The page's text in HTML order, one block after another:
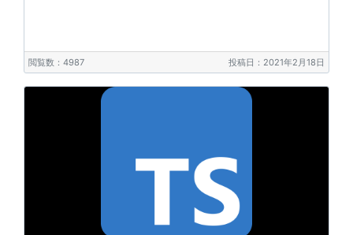
閲覧数：4987 投稿日：2021年2月18日